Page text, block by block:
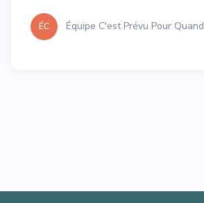
ÉC Équipe C'est Prévu Pour Quand